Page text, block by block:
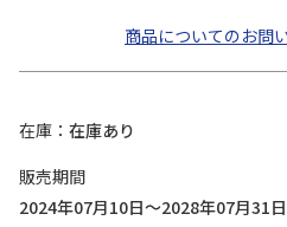
商品についてのお問
在庫
在庫あり
販売期間
2024年07月10日～2028年07月31日